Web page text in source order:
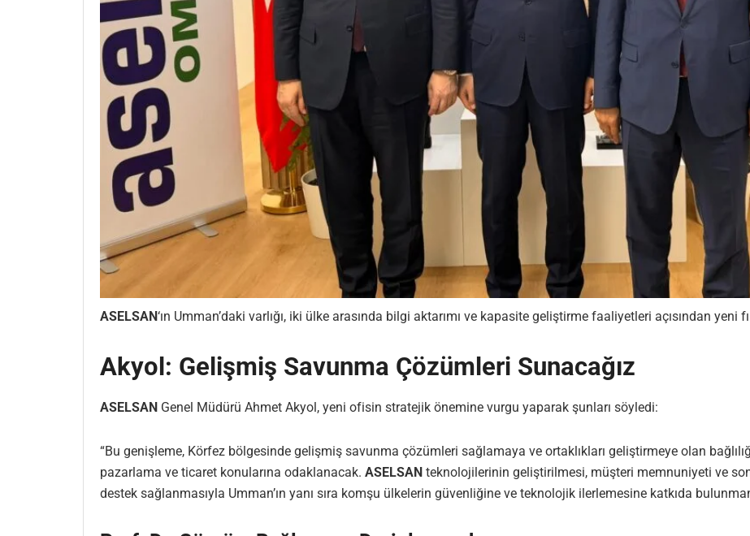
ASELSAN‘ın Umman’daki varlığı, iki ülke arasında bilgi aktarımı ve kapasite geliştirme faaliyetleri açısından yeni
Akyol: Gelişmiş Savunma Çözümleri Sunacağız
ASELSAN Genel Müdürü Ahmet Akyol, yeni ofisin stratejik önemine vurgu yaparak şunları söyledi:
“Bu genişleme, Körfez bölgesinde gelişmiş savunma çözümleri sağlamaya ve ortaklıkları geliştirmeye olan
pazarlama ve ticaret konularına odaklanacak. ASELSAN teknolojilerinin geliştirilmesi, müşteri memnuniyeti ve son
destek sağlanmasıyla Umman’ın yanı sıra komşu ülkelerin güvenliğine ve teknolojik ilerlemesine katkıda